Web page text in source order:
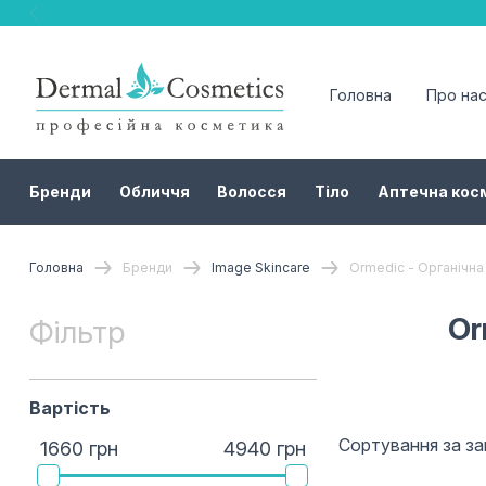
Головна Про нас
Бренди Обличчя Волосся Тіло Аптечна
Головна Бренди Image Skincare Ormedic - Органічна
Фільтр
Вартість
1660 грн 4940 грн Сортування за